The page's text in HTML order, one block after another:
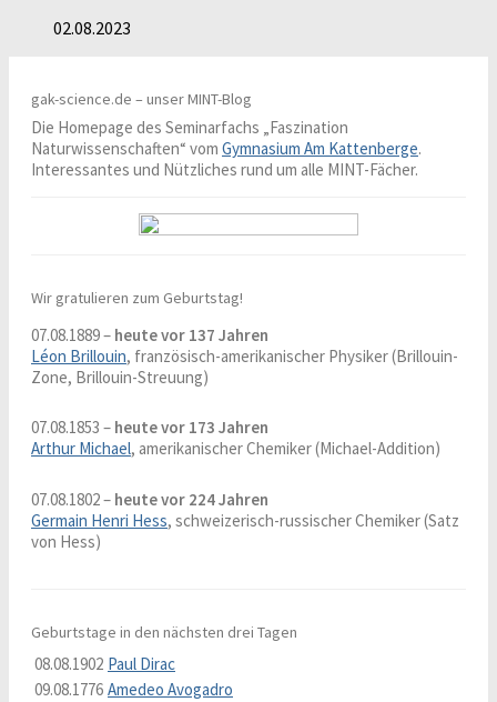
02.08.2023
gak-science.de – unser MINT-Blog
Die Homepage des Seminarfachs „Faszination
Naturwissenschaften“ vom Gymnasium Am Kattenberge.
Interessantes und Nützliches rund um alle MINT-Fächer.
Wir gratulieren zum Geburtstag!
07.08.1889 – heute vor 137 Jahren
Léon Brillouin, französisch-amerikanischer Physiker (Brillouin-
Zone, Brillouin-Streuung)
07.08.1853 – heute vor 173 Jahren
Arthur Michael, amerikanischer Chemiker (Michael-Addition)
07.08.1802 – heute vor 224 Jahren
Germain Henri Hess, schweizerisch-russischer Chemiker (Satz
von Hess)
Geburtstage in den nächsten drei Tagen
08.08.1902 Paul Dirac
09.08.1776 Amedeo Avogadro